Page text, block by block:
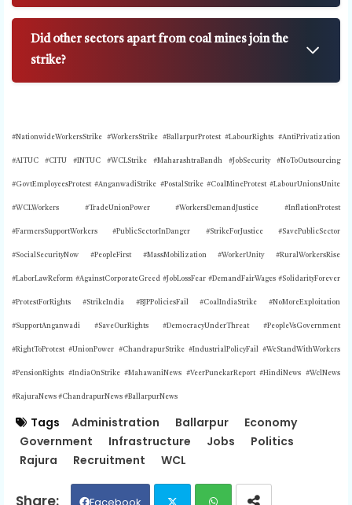
Did other sectors apart from coal mines join the
strike?
#NationwideWorkersStrike #WorkersStrike #BallarpurProtest #LabourRights #AntiPrivatization
#AITUC #CITU #INTUC #WCLStrike #MaharashtraBandh #JobSecurity #NoToOutsourcing
#GovtEmployeesProtest #AnganwadiStrike #PostalStrike #CoalMineProtest #LabourUnionsUnite
#WCLWorkers #TradeUnionPower #WorkersDemandJustice #InflationProtest
#FarmersSupportWorkers #PublicSectorInDanger #StrikeForJustice #SavePublicSector
#SocialSecurityNow #PeopleFirst #MassMobilization #WorkerUnity #RuralWorkersRise
#LaborLawReform #AgainstCorporateGreed #JobLossFear #DemandFairWages #SolidarityForever
#ProtestForRights #StrikeIndia #BJPPoliciesFail #CoalIndiaStrike #NoMoreExploitation
#SupportAnganwadi #SaveOurRights #DemocracyUnderThreat #PeopleVsGovernment
#RightToProtest #UnionPower #ChandrapurStrike #IndustrialPolicyFail #WeStandWithWorkers
#PensionRights #IndiaOnStrike #MahawaniNews #VeerPunekarReport #HindiNews #WclNews
#RajuraNews #ChandrapurNews #BallarpurNews
Tags Administration Ballarpur
Economy
Government
Infrastructure Jobs
Politics
Rajura
Recruitment WCL